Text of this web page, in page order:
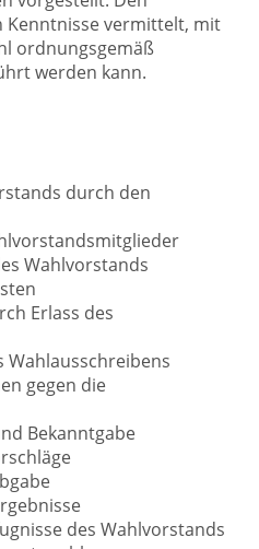
vermittelt, mit
ordnungsgemäß
werden kann.
durch den
Wahlvorstands
Erlass des
gegen die
Bekanntgabe
des Wahlvorstands